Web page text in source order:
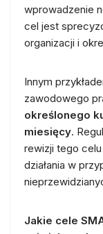
wprowadzenie
cel jest
organizacji i
Innym
zawodowego
określonego
miesięcy.
rewizji tego
działania w
Jakie cele